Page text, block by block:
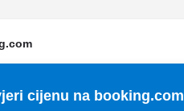
cijenu na booking.com